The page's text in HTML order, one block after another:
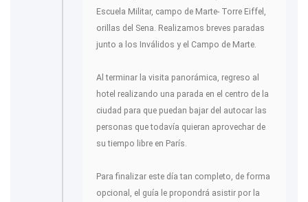
Escuela Militar, campo de Marte- Torre Eiffel,
orillas del Sena. Realizamos breves paradas
junto a los Inválidos y el Campo de Marte.
Al terminar la visita panorámica, regreso al
hotel realizando una parada en el centro de la
ciudad para que puedan bajar del autocar las
personas que todavía quieran aprovechar de
su tiempo libre en París.
Para finalizar este día tan completo, de forma
opcional, el guía le propondrá asistir por la